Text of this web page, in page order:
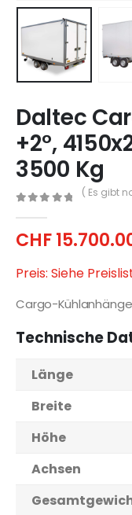
Daltec
+2°,
3500 Kg
( Es gibt
CHF
Preis: Siehe
Cargo-
Technische
Länge
Breite
Höhe
Achsen